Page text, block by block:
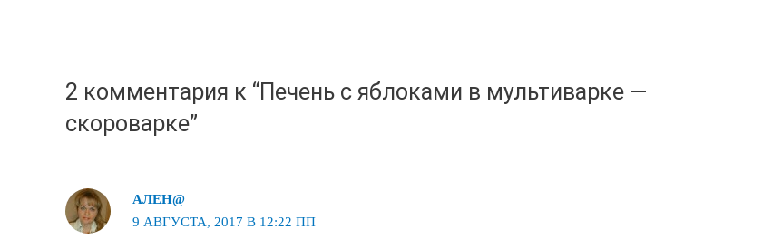
2 комментария к “Печень с яблоками в мультиварке —
скороварке”
АЛЕН@
9 АВГУСТА, 2017 В 12:22 ПП